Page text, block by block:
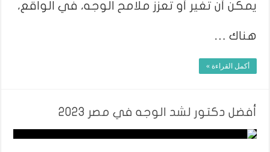
يمكن أن تغير أو تعزز ملامح الوجه، في الواقع،
هناك …
أكمل القراءة »
أفضل دكتور لشد الوجه في مصر 2023